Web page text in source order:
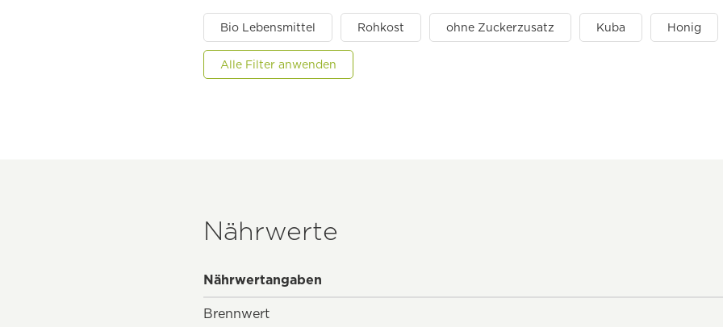
Bio Lebensmittel Rohkost ohne Zuckerzusatz Kuba Honig
Alle Filter anwenden
Nährwerte
Nährwertangaben
Brennwert